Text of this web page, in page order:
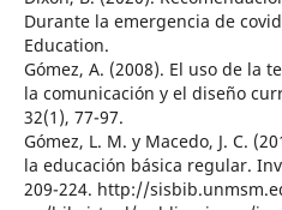
Durante la emergencia de
Education.
Gómez, A. (2008). El uso de la
la comunicación y el diseño
32(1), 77-97.
Gómez, L. M. y Macedo, J. C.
la educación básica regular.
209-224. http://